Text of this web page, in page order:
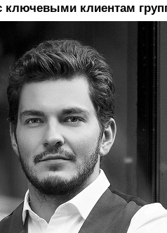
ключевыми клиентам